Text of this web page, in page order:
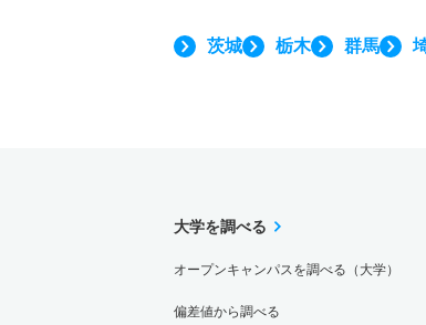
茨城 栃木 群馬
大学を調べる
オープンキャンパスを調べる（大学）
偏差値から調べる